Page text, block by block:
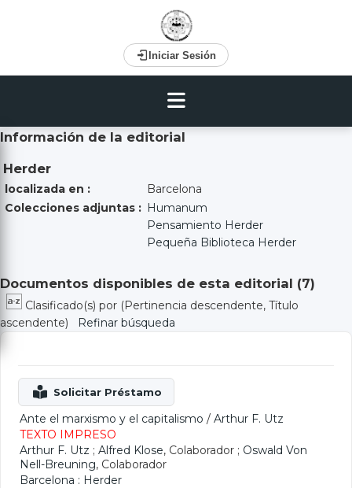
Iniciar Sesión
Información de la editorial
Herder
localizada en :
Barcelona
Colecciones adjuntas : Humanum
Pensamiento Herder
Pequeña Biblioteca Herder
Documentos disponibles de esta editorial (7)
Clasificado(s) por (Pertinencia descendente, Título
ascendente)
Refinar búsqueda
Ante el marxismo y el capitalismo / Arthur F. Utz
TEXTO IMPRESO
Arthur F. Utz ; Alfred Klose, Colaborador ; Oswald Von
Nell-Breuning, Colaborador
Barcelona : Herder